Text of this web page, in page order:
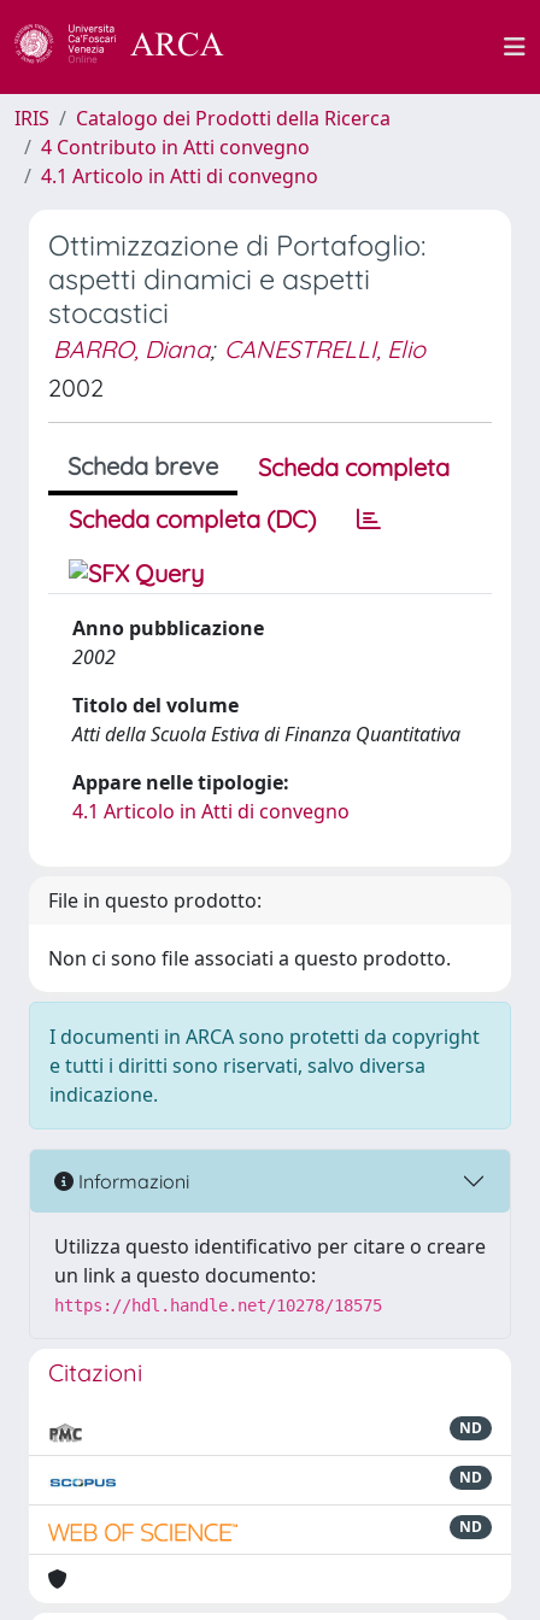
IRIS
Catalogo dei Prodotti della Ricerca
4 Contributo in Atti convegno
4.1 Articolo in Atti di convegno
Ottimizzazione di Portafoglio:
aspetti dinamici e aspetti
stocastici
BARRO, Diana; CANESTRELLI, Elio
2002
Scheda breve
Scheda completa
Scheda completa (DC)
Anno pubblicazione
2002
Titolo del volume
Atti della Scuola Estiva di Finanza Quantitativa
Appare nelle tipologie:
4.1 Articolo in Atti di convegno
File in questo prodotto:
Non ci sono file associati a questo prodotto.
I documenti in ARCA sono protetti da copyright
e tutti i diritti sono riservati, salvo diversa
indicazione.
Informazioni
Utilizza questo identificativo per citare o creare
un link a questo documento:
https://hdl.handle.net/10278/18575
Citazioni
ND
ND
ND